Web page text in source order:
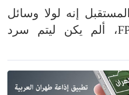
إنه لولا وسائل
الإعلام بتقنية FPV، ألم يكن ليتم سرد